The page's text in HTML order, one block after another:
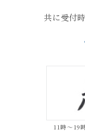
共に受付
11時～19